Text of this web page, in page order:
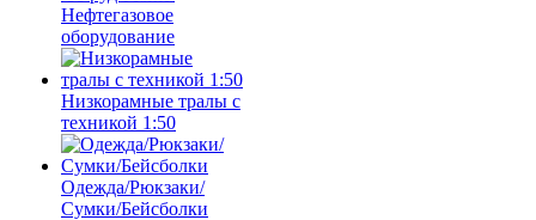
Нефтегазовое
оборудование
Низкорамные тралы с
техникой 1:50
Одежда/Рюкзаки/
Сумки/Бейсболки